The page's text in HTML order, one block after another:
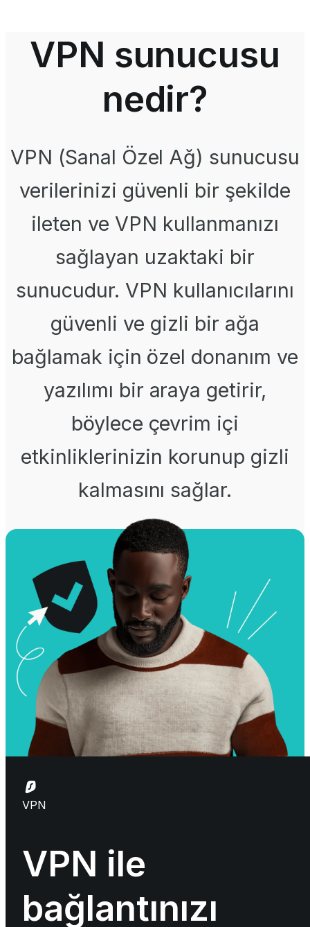
VPN sunucusu
nedir?
VPN (Sanal Özel Ağ) sunucusu
verilerinizi güvenli bir şekilde
ileten ve VPN kullanmanızı
sağlayan uzaktaki bir
sunucudur. VPN kullanıcılarını
güvenli ve gizli bir ağa
bağlamak için özel donanım ve
yazılımı bir araya getirir,
böylece çevrim içi
etkinliklerinizin korunup gizli
kalmasını sağlar.
VPN
VPN ile
bağlantınızı